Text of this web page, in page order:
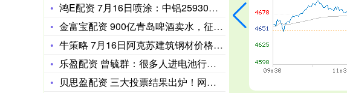
鸿E配资 7月16日喷涂：中铝25930、永利坚24830、
金富宝配资 900亿青岛啤酒卖水，征召张艺兴代言
牛策略 7月16日阿克苏建筑钢材价格暂稳
乐盈配资 曾毓群：很多人进电池行业 第一件事就是到宁德挖人偷
贝思盈配资 三大投票结果出炉！网友这次怎么看后市？